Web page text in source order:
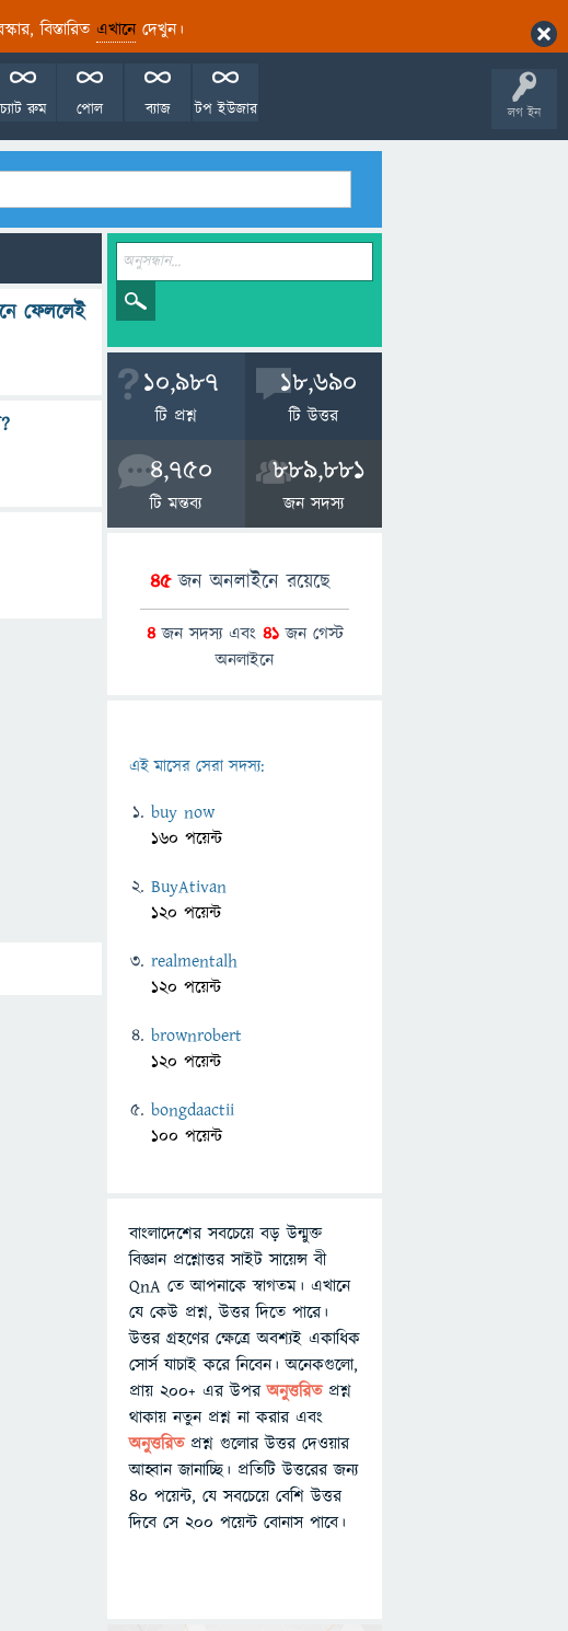
বিস্তারিত এখানেদেখুন।
লগ ইন
টপ ইউজার
ব্যাজ
পোল
চ্যাট রুম
ফেললেই
10,987
টি প্রশ্ন
18,690
টি উত্তর
4,750
টি মন্তব্য
889,881
জন সদস্য
45জন অনলাইনে রয়েছে
4জন সদস্য এবং 41জন গেস্ট
অনলাইনে
এই মাসের সেরা সদস্য:
buy now
160 পয়েন্ট
BuyAtivan
120 পয়েন্ট
realmentalh
120 পয়েন্ট
brownrobert
120 পয়েন্ট
bongdaactii
100 পয়েন্ট
বাংলাদেশের সবচেয়ে বড় উন্মুক্ত
বিজ্ঞান প্রশ্নোত্তর সাইট সায়েন্স বী
QnA তে আপনাকে স্বাগতম। এখানে
যে কেউ প্রশ্ন, উত্তর দিতে পারে।
উত্তর গ্রহণের ক্ষেত্রে অবশ্যই একাধিক
সোর্স যাচাই করে নিবেন। অনেকগুলো,
প্রায় ২০০+ এর উপরঅনুত্তরিতপ্রশ্ন
থাকায় নতুন প্রশ্ন না করার এবং
অনুত্তরিত প্রশ্ন গুলোর উত্তর দেওয়ার
আহ্বান জানাচ্ছি। প্রতিটি উত্তরের জন্য
৪০ পয়েন্ট, যে সবচেয়ে বেশি উত্তর
দিবে সে ২০০ পয়েন্ট বোনাস পাবে।